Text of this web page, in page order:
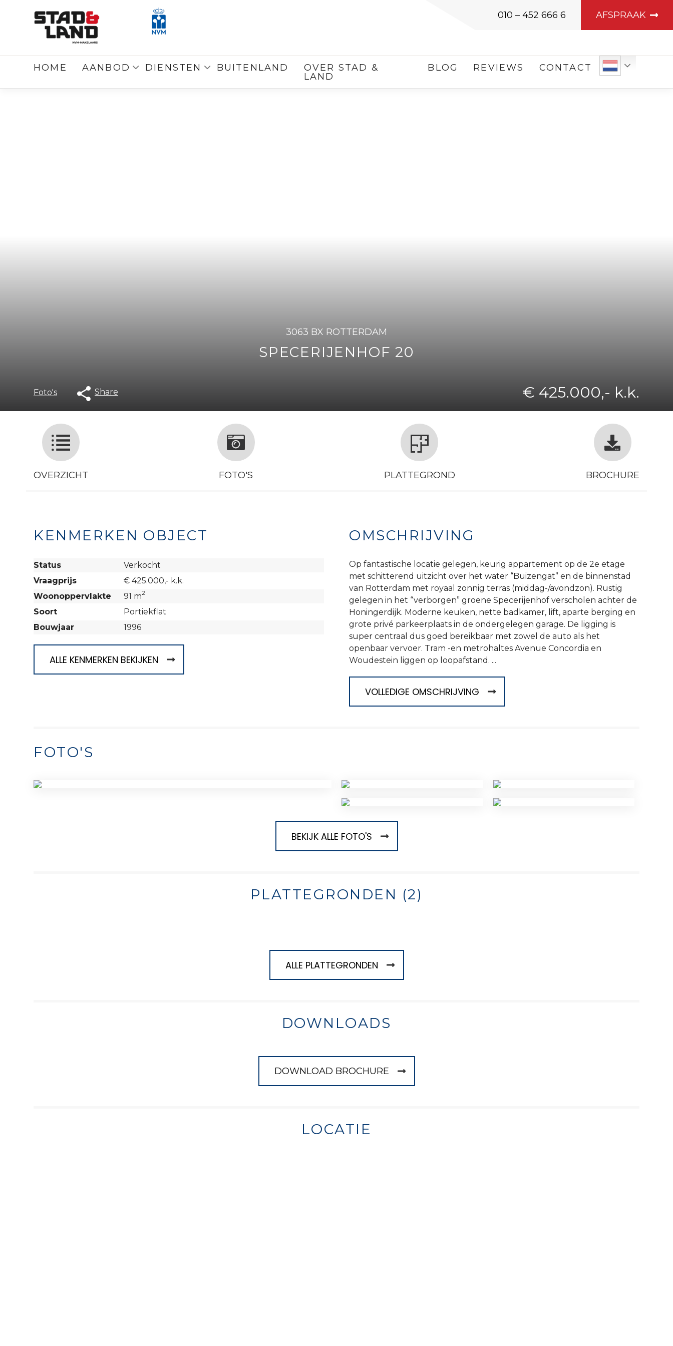
010 – 452 666 6 AFSPRAAK
HOME AANBOD DIENSTEN BUITENLAND
OVER STAD &
LAND
BLOG REVIEWS CONTACT
3063 BX ROTTERDAM
SPECERIJENHOF 20
Foto's Share € 425.000,- k.k.
OVERZICHT FOTO'S PLATTEGROND BROCHURE
KENMERKEN OBJECT
Status
Verkocht
Vraagprijs
€ 425.000,- k.k.
Woonoppervlakte
91 m2
Soort
Portiekflat
Bouwjaar
1996
ALLE KENMERKEN BEKIJKEN
OMSCHRIJVING
Op fantastische locatie gelegen, keurig appartement op de 2e etage
met schitterend uitzicht over het water “Buizengat” en de binnenstad
van Rotterdam met royaal zonnig terras (middag-/avondzon). Rustig
gelegen in het “verborgen” groene Specerijenhof verscholen achter de
Honingerdijk. Moderne keuken, nette badkamer, lift, aparte berging en
grote privé parkeerplaats in de ondergelegen garage. De ligging is
super centraal dus goed bereikbaar met zowel de auto als het
openbaar vervoer. Tram -en metrohaltes Avenue Concordia en
Woudestein liggen op loopafstand. ...
VOLLEDIGE OMSCHRIJVING
FOTO'S
BEKIJK ALLE FOTO'S
PLATTEGRONDEN (2)
ALLE PLATTEGRONDEN
DOWNLOADS
DOWNLOAD BROCHURE
LOCATIE